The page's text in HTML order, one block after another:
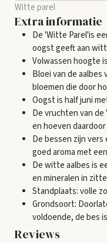
Witte parel
Extra informatie
De 'Witte Parel'is
oogst geeft aan
Volwassen hoogte
Bloei van de
bloemen die door
Oogst is half juni
De vruchten van
en hoeven
De bessen zijn
goed aroma met
De witte aalbes is
en mineralen in
Standplaats: volle
Grondsoort:
voldoende, de bes
Reviews